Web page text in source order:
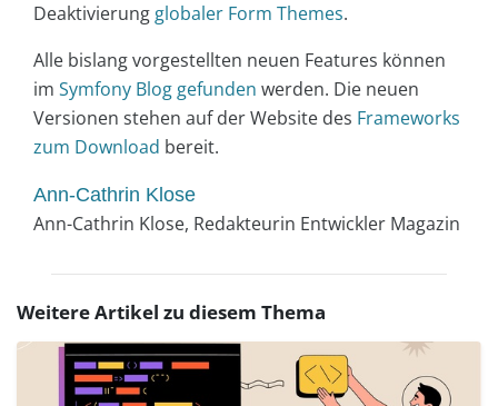
Deaktivierung globaler Form Themes.
Alle bislang vorgestellten neuen Features können
im Symfony Blog gefunden werden. Die neuen
Versionen stehen auf der Website des Frameworks
zum Download bereit.
Ann-Cathrin Klose
Ann-Cathrin Klose, Redakteurin Entwickler Magazin
Weitere Artikel zu diesem Thema